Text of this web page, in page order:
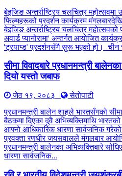
बेइजिङ अन्तर्राष्ट्रिय चलचित्र महोत्सवमा
फिल्महरूको प्रदर्शन कार्यक्रम
बेइजिङ अन्तर्राष्ट्रिय चलचित्र महोत्सवको
अवार्ड प्यानोरामा' अन्तर्गत आयोजित
'ट्रयाप्ड' प्रदर्शनसँगै सुरू भएको हो।
सीमा विवादबारे प्रधानमन्त्री
दियो यस्तो जबाफ
जेठ १९, २०८३
सेतोपाटी
प्रधानमन्त्री बालेन शाहले भारतसँगको
बैठकमा दिएका दुवै अभिव्यक्तिमाथि
आफ्नो आधिकारिक धारणा सार्वजनिक
प्रवक्ता रणधीर जयसवालले मंगलबार
प्रधानमन्त्री बालेनका अभिव्यक्तिबारे
धारणा सार्वजनिक...